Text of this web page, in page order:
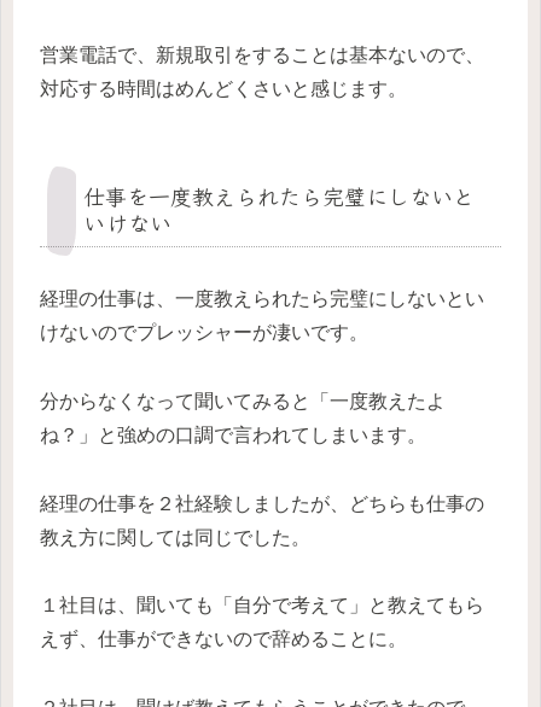
営業電話で、新規取引をすることは基本ないので、
対応する時間はめんどくさいと感じます。
仕事を一度教えられたら完璧にしないと
いけない
経理の仕事は、一度教えられたら完璧にしないとい
けないのでプレッシャーが凄いです。
分からなくなって聞いてみると「一度教えたよ
ね？」と強めの口調で言われてしまいます。
経理の仕事を２社経験しましたが、どちらも仕事の
教え方に関しては同じでした。
１社目は、聞いても「自分で考えて」と教えてもら
えず、仕事ができないので辞めることに。